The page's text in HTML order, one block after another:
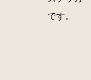
です。